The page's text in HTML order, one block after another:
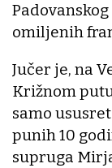
omiljenih
Jučer je, na
Križnom
samo
punih 10
supruga